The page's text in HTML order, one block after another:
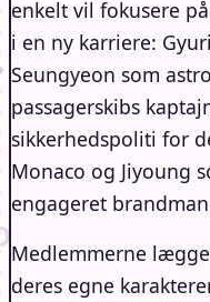
enkelt vil fokusere
i en ny karriere:
Seungyeon som
passagerskibs
sikkerhedspoliti for
Monaco og Jiyoung
engageret
Medlemmerne
deres egne